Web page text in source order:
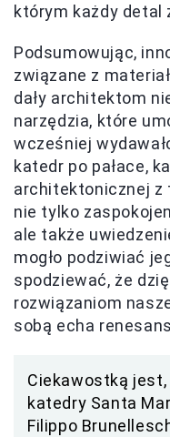
którym każdy detal
Podsumowując,
związane z
dały architektom
narzędzia, które
wcześniej
katedr po pałace,
architektonicznej z
nie tylko
ale także
mogło podziwiać
spodziewać, że
rozwiązaniom
sobą echa
Ciekawostką
katedry Santa
Filippo